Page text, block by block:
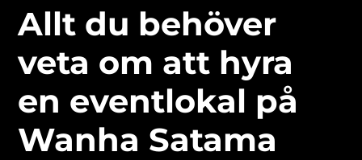
Allt du behöver
veta om att hyra
en eventlokal på
Wanha Satama